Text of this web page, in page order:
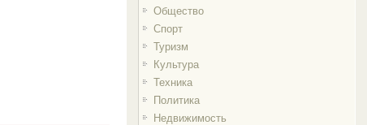
Общество
Спорт
Туризм
Культура
Техника
Политика
Недвижимость